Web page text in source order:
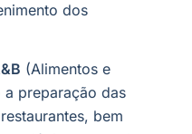
dos
(Alimentos e
preparação das
bem